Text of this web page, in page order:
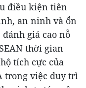
điều kiện tiên
an ninh và ổn
giá cao nỗ
thời gian
tích cực của
trong việc duy trì